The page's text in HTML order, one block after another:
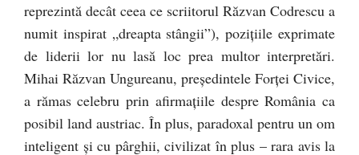
reprezintă decât ceea ce scriitorul Răzvan Codrescu a
numit inspirat „dreapta stângii”), pozițiile exprimate
de liderii lor nu lasă loc prea multor interpretări.
Mihai Răzvan Ungureanu, președintele Forței Civice,
a rămas celebru prin afirmațiile despre România ca
posibil land austriac. În plus, paradoxal pentru un om
inteligent și cu pârghii, civilizat în plus – rara avis la